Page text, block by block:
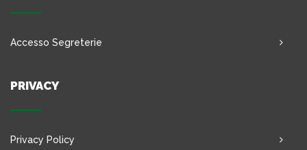
Accesso Segreterie
PRIVACY
Privacy Policy